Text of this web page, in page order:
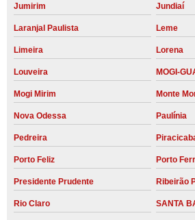
Jumirim Jundiaí
Laranjal Paulista Leme
Limeira Lorena
Louveira MOGI-
Mogi Mirim Monte
Nova Odessa Paulínia
Pedreira
Porto Feliz Porto
Presidente Prudente Ribeirão
Rio Claro SANTA